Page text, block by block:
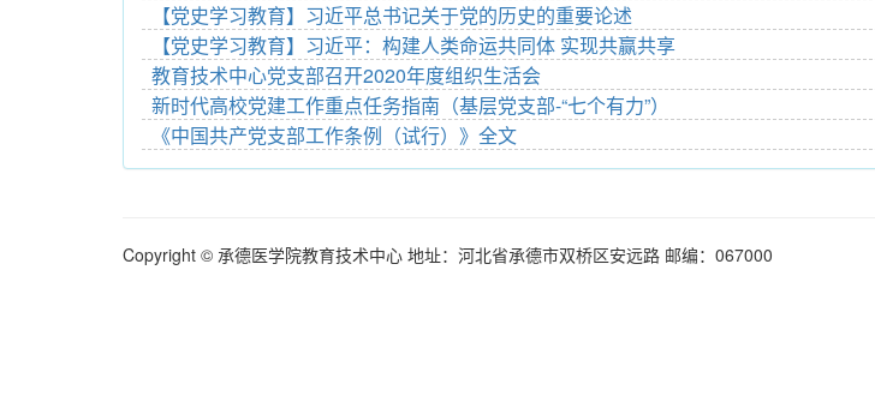
【党史学习教育】习近平总书记关于党的历史的重要论述
【党史学习教育】习近平：构建人类命运共同体 实现共赢共享
教育技术中心党支部召开2020年度组织生活会
新时代高校党建工作重点任务指南（基层党支部-“七个有力”）
《中国共产党支部工作条例（试行）》全文
Copyright © 承德医学院教育技术中心 地址：河北省承德市双桥区安远路 邮编：067000